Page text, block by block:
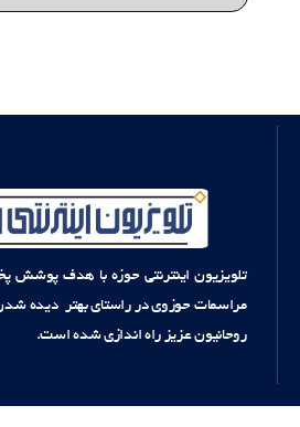
تلویزیون اینترنتی حوزه با هدف پوشش
مراسمات حوزوی در راستای بهتر دیده شدن
روحانیون عزیز راه اندازی شده است.